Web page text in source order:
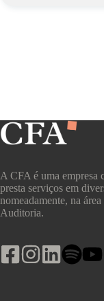
A CFA é uma empresa
presta serviços em
nomeadamente, na
Auditoria.